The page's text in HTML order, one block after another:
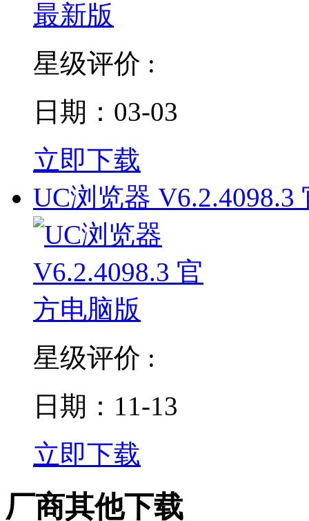
星级评价 :
日期：03-03
立即下载
UC浏览器 V6.2.4098.3
星级评价 :
日期：11-13
立即下载
厂商其他下载